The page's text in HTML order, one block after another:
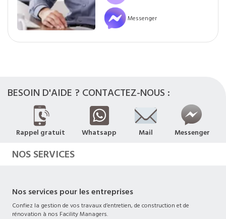
Messenger
BESOIN D'AIDE ? CONTACTEZ-NOUS :
Rappel gratuit Whatsapp Mail Messenger
NOS SERVICES
Nos services pour les entreprises
Confiez la gestion de vos travaux d’entretien, de construction et de
rénovation à nos Facility Managers.